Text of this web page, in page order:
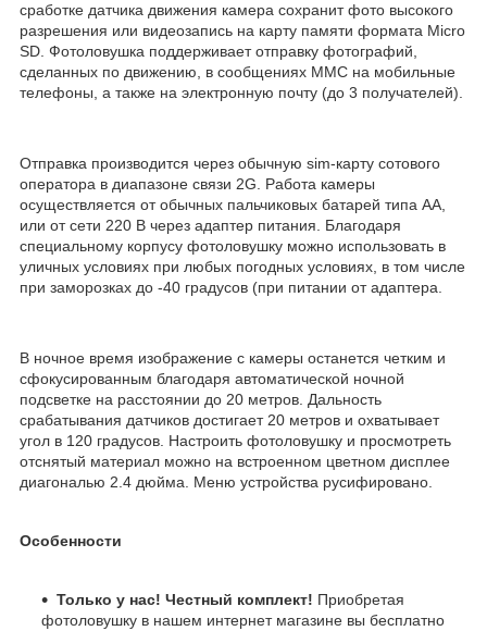
сработке датчика движения камера сохранит фото высокого
разрешения или видеозапись на карту памяти формата Micro
SD. Фотоловушка поддерживает отправку фотографий,
сделанных по движению, в сообщениях ММС на мобильные
телефоны, а также на электронную почту (до 3 получателей).
Отправка производится через обычную sim-карту сотового
оператора в диапазоне связи 2G. Работа камеры
осуществляется от обычных пальчиковых батарей типа AA,
или от сети 220 В через адаптер питания. Благодаря
специальному корпусу фотоловушку можно использовать в
уличных условиях при любых погодных условиях, в том числе
при заморозках до -40 градусов (при питании от адаптера.
В ночное время изображение с камеры останется четким и
сфокусированным благодаря автоматической ночной
подсветке на расстоянии до 20 метров. Дальность
срабатывания датчиков достигает 20 метров и охватывает
угол в 120 градусов. Настроить фотоловушку и просмотреть
отснятый материал можно на встроенном цветном дисплее
диагональю 2.4 дюйма. Меню устройства русифировано.
Особенности
Только у нас! Честный комплект! Приобретая
фотоловушку в нашем интернет магазине вы бесплатно